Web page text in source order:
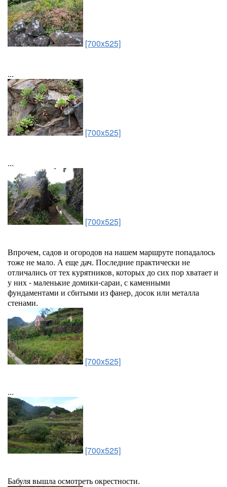
[700x525]
...
[700x525]
...
[700x525]
Впрочем, садов и огородов на нашем маршруте попадалось
тоже не мало. А еще дач. Последние практически не
отличались от тех курятников, которых до сих пор хватает и
у них - маленькие домики-сараи, с каменными
фундаментами и сбитыми из фанер, досок или металла
стенами.
[700x525]
...
[700x525]
Бабуля вышла осмотреть окрестности.